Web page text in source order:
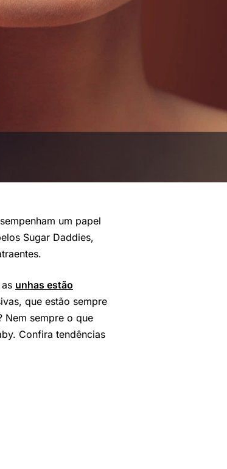
um papel
Sugar Daddies,
unhas estão
que estão sempre
Nem sempre o que
Confira tendências